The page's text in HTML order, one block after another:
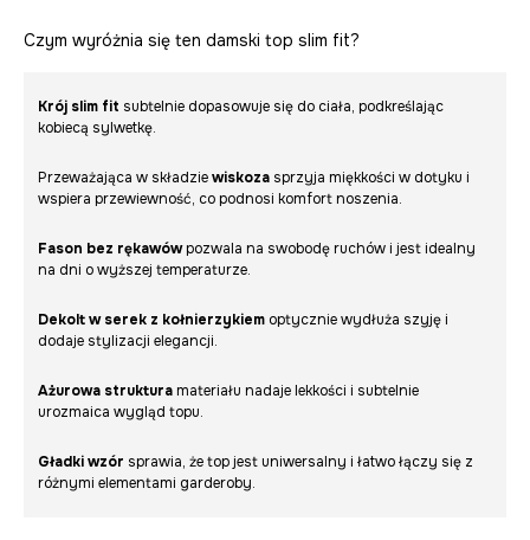
Czym wyróżnia się ten damski top slim fit?
Krój slim fit subtelnie dopasowuje się do ciała, podkreślając
kobiecą sylwetkę.
Przeważająca w składziewiskoza sprzyja miękkości w dotyku i
wspiera przewiewność, co podnosi komfort noszenia.
Fason bez rękawówpozwala na swobodę ruchów i jest idealny
na dni o wyższej temperaturze.
Dekolt w serek z kołnierzykiem optycznie wydłuża szyję i
dodaje stylizacji elegancji.
Ażurowa struktura materiału nadaje lekkości i subtelnie
urozmaica wygląd topu.
Gładki wzór sprawia, że top jest uniwersalny i łatwo łączy się z
różnymi elementami garderoby.